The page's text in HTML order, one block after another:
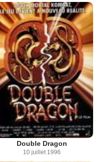
Double Dragon
10 juillet 1996